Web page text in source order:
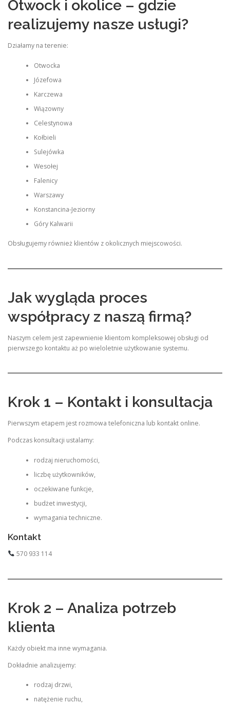
Otwock i okolice – gdzie
realizujemy nasze usługi?
Działamy na terenie:
Otwocka
Józefowa
Karczewa
Wiązowny
Celestynowa
Kołbieli
Sulejówka
Wesołej
Falenicy
Warszawy
Konstancina-Jeziorny
Góry Kalwarii
Obsługujemy również klientów z okolicznych miejscowości.
Jak wygląda proces
współpracy z naszą firmą?
Naszym celem jest zapewnienie klientom kompleksowej obsługi od
pierwszego kontaktu aż po wieloletnie użytkowanie systemu.
Krok 1 – Kontakt i konsultacja
Pierwszym etapem jest rozmowa telefoniczna lub kontakt online.
Podczas konsultacji ustalamy:
rodzaj nieruchomości,
liczbę użytkowników,
oczekiwane funkcje,
budżet inwestycji,
wymagania techniczne.
Kontakt
570 933 114
Krok 2 – Analiza potrzeb
klienta
Każdy obiekt ma inne wymagania.
Dokładnie analizujemy:
rodzaj drzwi,
natężenie ruchu,